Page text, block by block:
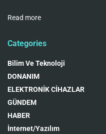
Read more
Categories
Bilim Ve Teknoloji
DONANIM
ELEKTRONİK CİHAZLAR
GÜNDEM
HABER
İnternet/Yazılım